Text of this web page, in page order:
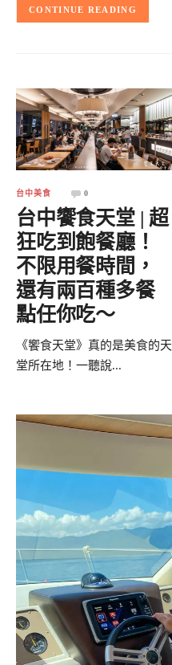
CONTINUE READING
台中美食 0
台中饗食天堂 | 超
狂吃到飽餐廳！
不限用餐時間，
還有兩百種多餐
點任你吃～
《饗食天堂》真的是美食的天
堂所在地！一聽說...